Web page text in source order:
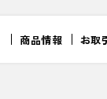
商品情報 お取